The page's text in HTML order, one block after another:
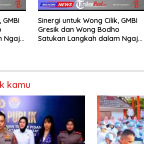
Ngaji
Sinergi untuk Wong Cilik, GMBI
Gresik dan Wong Bodho
Satukan Langkah dalam Ngaji
kamu